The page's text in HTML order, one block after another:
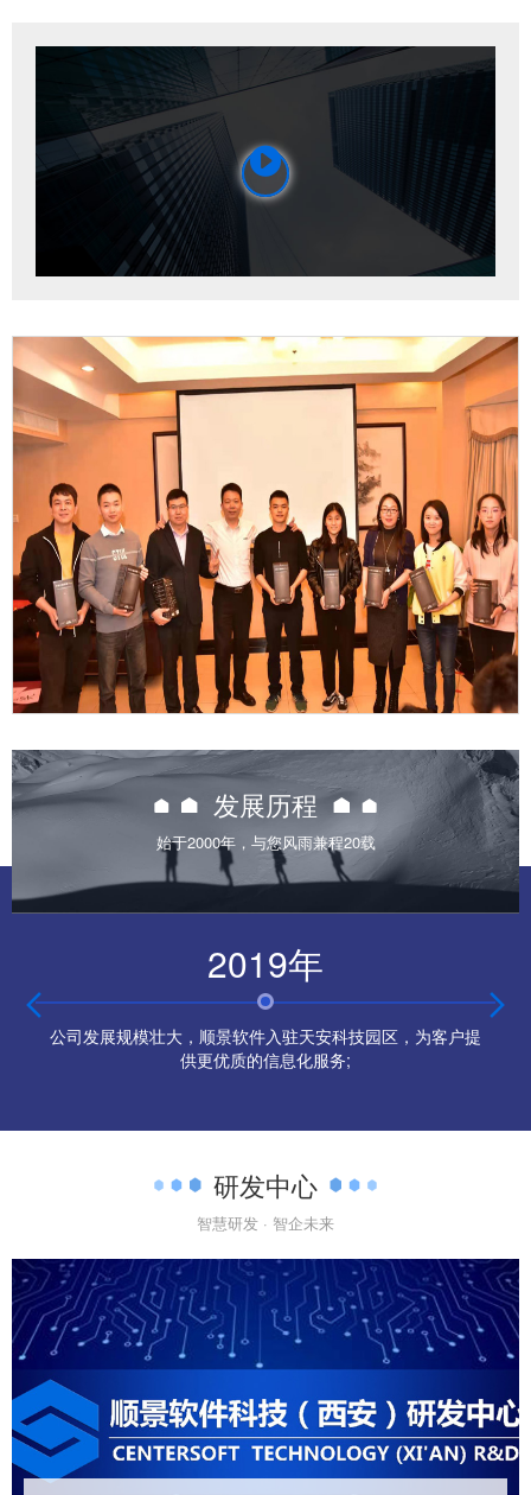

发展历程
始于2000年，与您风雨兼程20载
2019年
公司发展规模壮大，顺景软件入驻天安科技园区，为客户提
供更优质的信息化服务;
 
研发中心
智慧研发 · 智企未来